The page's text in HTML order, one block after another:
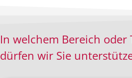
In welchem Bereich oder
dürfen wir Sie